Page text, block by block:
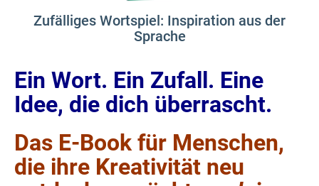
Zufälliges Wortspiel: Inspiration aus der
Sprache
Ein Wort. Ein Zufall. Eine
Idee, die dich überrascht.
Das E-Book für Menschen,
die ihre Kreativität neu